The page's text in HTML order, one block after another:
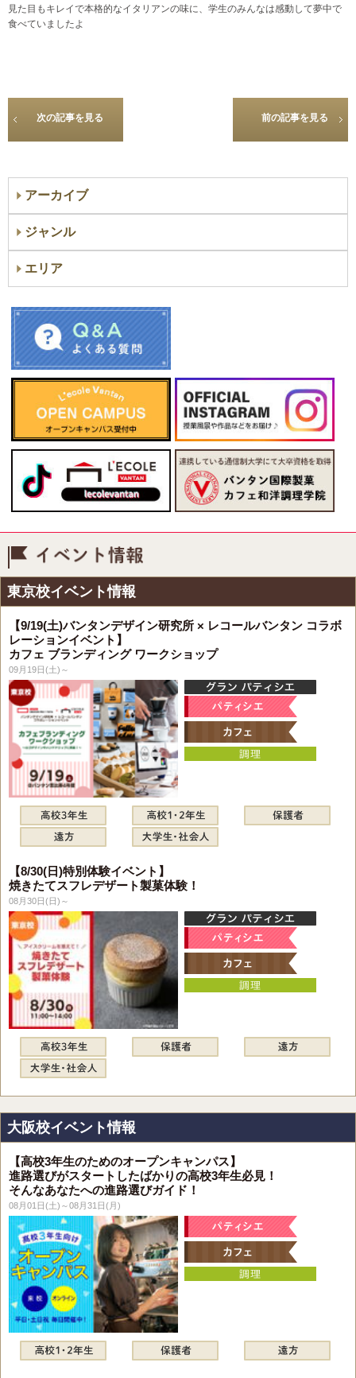
見た目もキレイで本格的なイタリアンの味に、学生のみんなは感動して夢中で
食べていましたよ
次の記事を見る 前の記事を見る
アーカイブ
ジャンル
エリア
東京校イベント情報
【9/19(土)バンタンデザイン研究所 × レコールバンタン コラボ
レーションイベント】
カフェ ブランディング ワークショップ
09月19日(土)～
【8/30(日)特別体験イベント】
焼きたてスフレデザート製菓体験！
08月30日(日)～
大阪校イベント情報
【高校3年生のためのオープンキャンパス】
進路選びがスタートしたばかりの高校3年生必見！
そんなあなたへの進路選びガイド！
08月01日(土)～08月31日(月)